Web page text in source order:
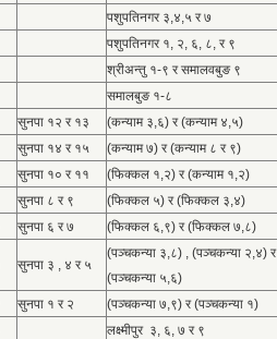
पशुपतिनगर ३,४,५ र ७
पशुपतिनगर १, २, ६, ८, र ९
श्रीअन्तु १-९ र समालवबुङ ९
समालबुङ १-८
सुनपा १२ र १३
(कन्याम ३,६) र (कन्याम ४,५)
सुनपा १४ र १५
(कन्याम ७) र (कन्याम ८ र ९)
सुनपा १० र ११
(फिक्कल १,२) र (कन्याम १,२)
सुनपा ८ र ९
(फिक्कल ५) र (फिक्कल ३,४)
सुनपा ६ र ७ (फिक्कल ६,९) र (फिक्कल ७,८)
सुनपा ३ , ४ र ५
(पञ्चकन्या ३,८) , (पञ्चकन्या २,४) र
(पञ्चकन्या ५,६)
सुनपा १ र २
(पञ्चकन्या ७,९) र (पञ्चकन्या १)
लक्ष्मीपुर ३, ६, ७ र ९